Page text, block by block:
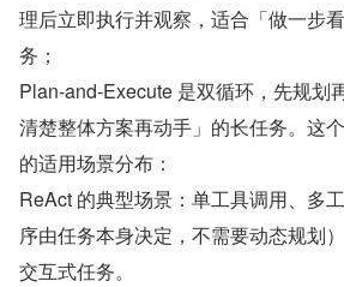
理后立即执行并观察，适合「做一步
务；
Plan-and-Execute 是双循环，先规划
清楚整体方案再动手」的长任务。这
的适用场景分布：
ReAct 的典型场景：单工具调用、多
序由任务本身决定，不需要动态规划
交互式任务。